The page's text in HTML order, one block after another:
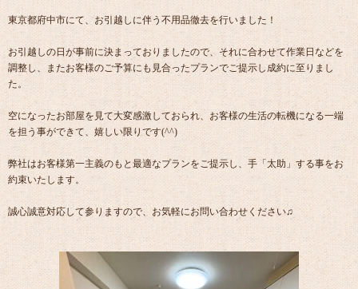
東京都府中市にて、お引越しに伴う不用品徹去を行いました！
お引越しの日が事前に決まっておりましたので、それに合わせて作業日などを
調整し、またお客様のご予算にも見合ったプランでご提示し成約に至りまし
た。
空になったお部屋を見て大変感激しておられ、お客様の生活の転機になる一端
を担う事ができて、嬉しい限りです(^^)
弊社はお客様第一主義のもと最適なプランをご提示し、手「太助」する事をお
約束いたします。
誠心誠意対応して参りますので、お気軽にお問い合わせください♫